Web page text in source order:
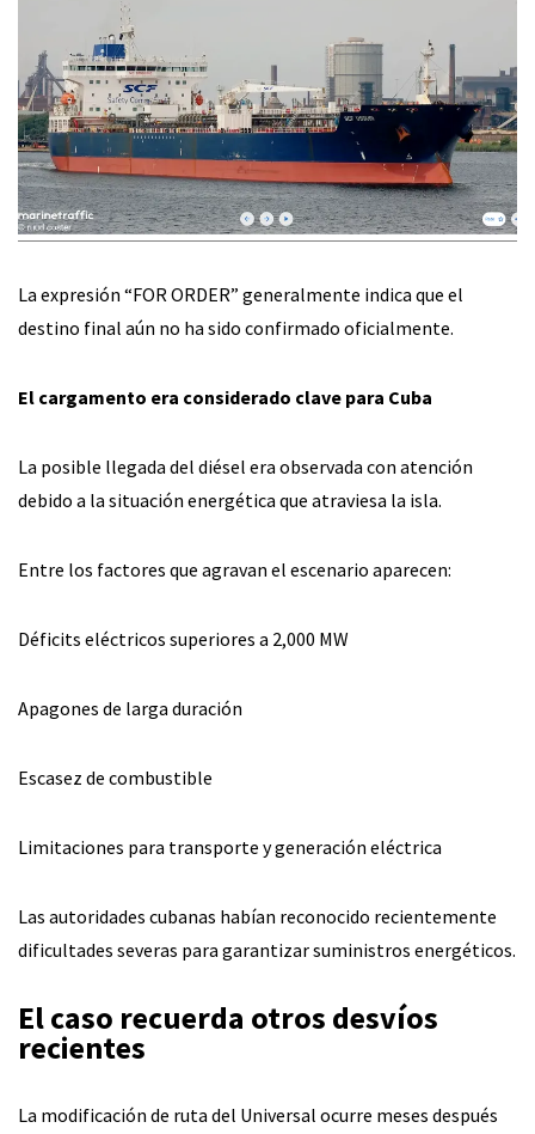
La expresión “FOR ORDER” generalmente indica que el
destino final aún no ha sido confirmado oficialmente.
El cargamento era considerado clave para Cuba
La posible llegada del diésel era observada con atención
debido a la situación energética que atraviesa la isla.
Entre los factores que agravan el escenario aparecen:
Déficits eléctricos superiores a 2,000 MW
Apagones de larga duración
Escasez de combustible
Limitaciones para transporte y generación eléctrica
Las autoridades cubanas habían reconocido recientemente
dificultades severas para garantizar suministros energéticos.
El caso recuerda otros desvíos
recientes
La modificación de ruta del Universal ocurre meses después